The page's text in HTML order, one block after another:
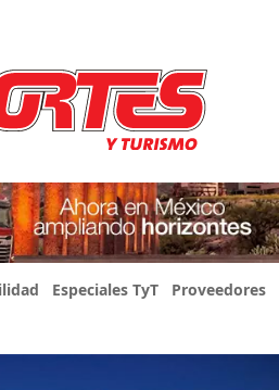
Especiales TyT Proveedores